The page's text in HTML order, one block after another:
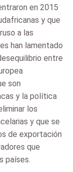
en 2015
y que
a las
han lamentado
entre
son
y la política
los
y que se
de exportación
que
países.